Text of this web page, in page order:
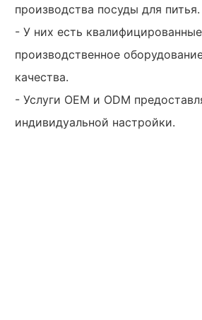
производства посуды для питья.
- У них есть
производственное
качества.
- Услуги OEM и ODM
индивидуальной настройки.